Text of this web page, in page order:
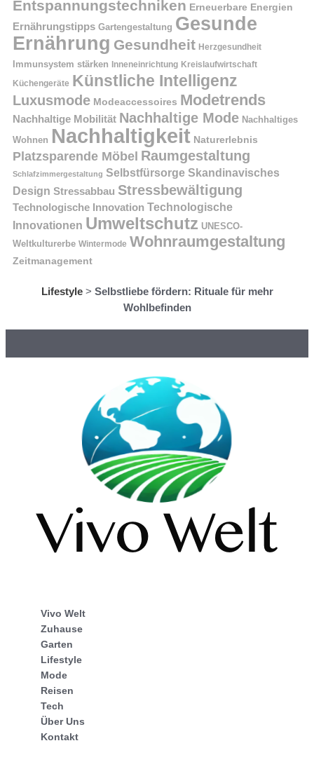
Entspannungstechniken Erneuerbare Energien
Ernährungstipps Gartengestaltung Gesunde
Ernährung Gesundheit Herzgesundheit
Immunsystem stärken Inneneinrichtung Kreislaufwirtschaft
Küchengeräte Künstliche Intelligenz
Luxusmode Modeaccessoires Modetrends
Nachhaltige Mobilität Nachhaltige Mode Nachhaltiges
Wohnen Nachhaltigkeit Naturerlebnis
Platzsparende Möbel Raumgestaltung
Schlafzimmergestaltung Selbstfürsorge Skandinavisches
Design Stressabbau Stressbewältigung
Technologische Innovation Technologische
Innovationen Umweltschutz UNESCO-
Weltkulturerbe Wintermode Wohnraumgestaltung
Zeitmanagement
Lifestyle> Selbstliebe fördern: Rituale für mehr
Wohlbefinden
Vivo Welt
Zuhause
Garten
Lifestyle
Mode
Reisen
Tech
Über Uns
Kontakt